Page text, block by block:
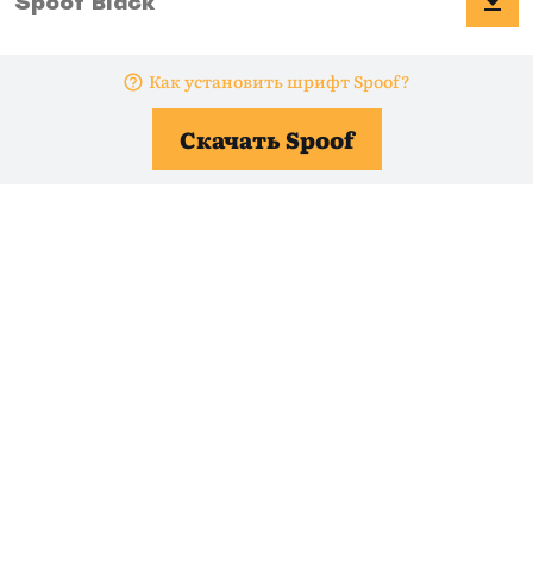
Как установить шрифт Spoof?
Скачать Spoof